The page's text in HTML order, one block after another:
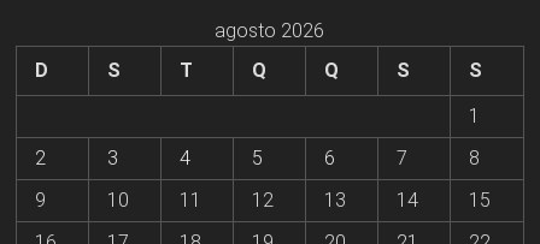
agosto 2026
D
S T Q Q S
S
1
2
3 4 5 6 7
8
9
10 11 12 13 14
15